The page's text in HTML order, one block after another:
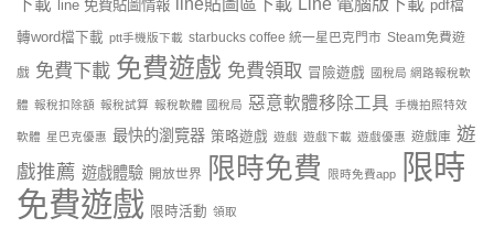
下載
line 免費貼圖情報 pdf檔
轉word檔下載 ptt手機版下載 starbucks coffee 統一星巴克門市 Steam免費遊
戲 免費下載 免費遊戲 免費領取 冒險遊戲 國稅局 網路報稅軟
體 報稅扣除額 報稅試算 報稅軟體 國稅局 惡意軟體移除工具 手機拍照特效
軟體 星巴克優惠 最快的瀏覽器 策略遊戲 遊戲 遊戲下載 遊戲優惠 遊戲庫 遊
戲推薦 遊戲體驗 開放世界 限時免費 限時免費app
限時
免費遊戲 限時活動 領取